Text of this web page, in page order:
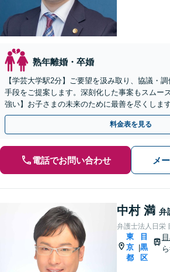
熟年離婚・卒婚
【学芸大学駅2分】ご要望を汲み取り、協議・
手段をご提案します。深刻化した事案もスムー
強い】お子さまの未来のために最善を尽くしま
対応】
料金表を見る
電話でお問い合わせ メ
中村 満 弁
弁護士法人日栄
東
京
都
|
目
黒
区